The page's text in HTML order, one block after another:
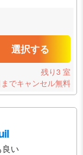
選択する
残り3 室
でキャンセル無料
い